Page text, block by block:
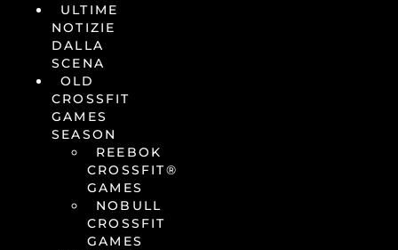
ULTIME
NOTIZIE
DALLA
SCENA
OLD
CROSSFIT
GAMES
SEASON
REEBOK
CROSSFIT®
GAMES
NOBULL
CROSSFIT
GAMES